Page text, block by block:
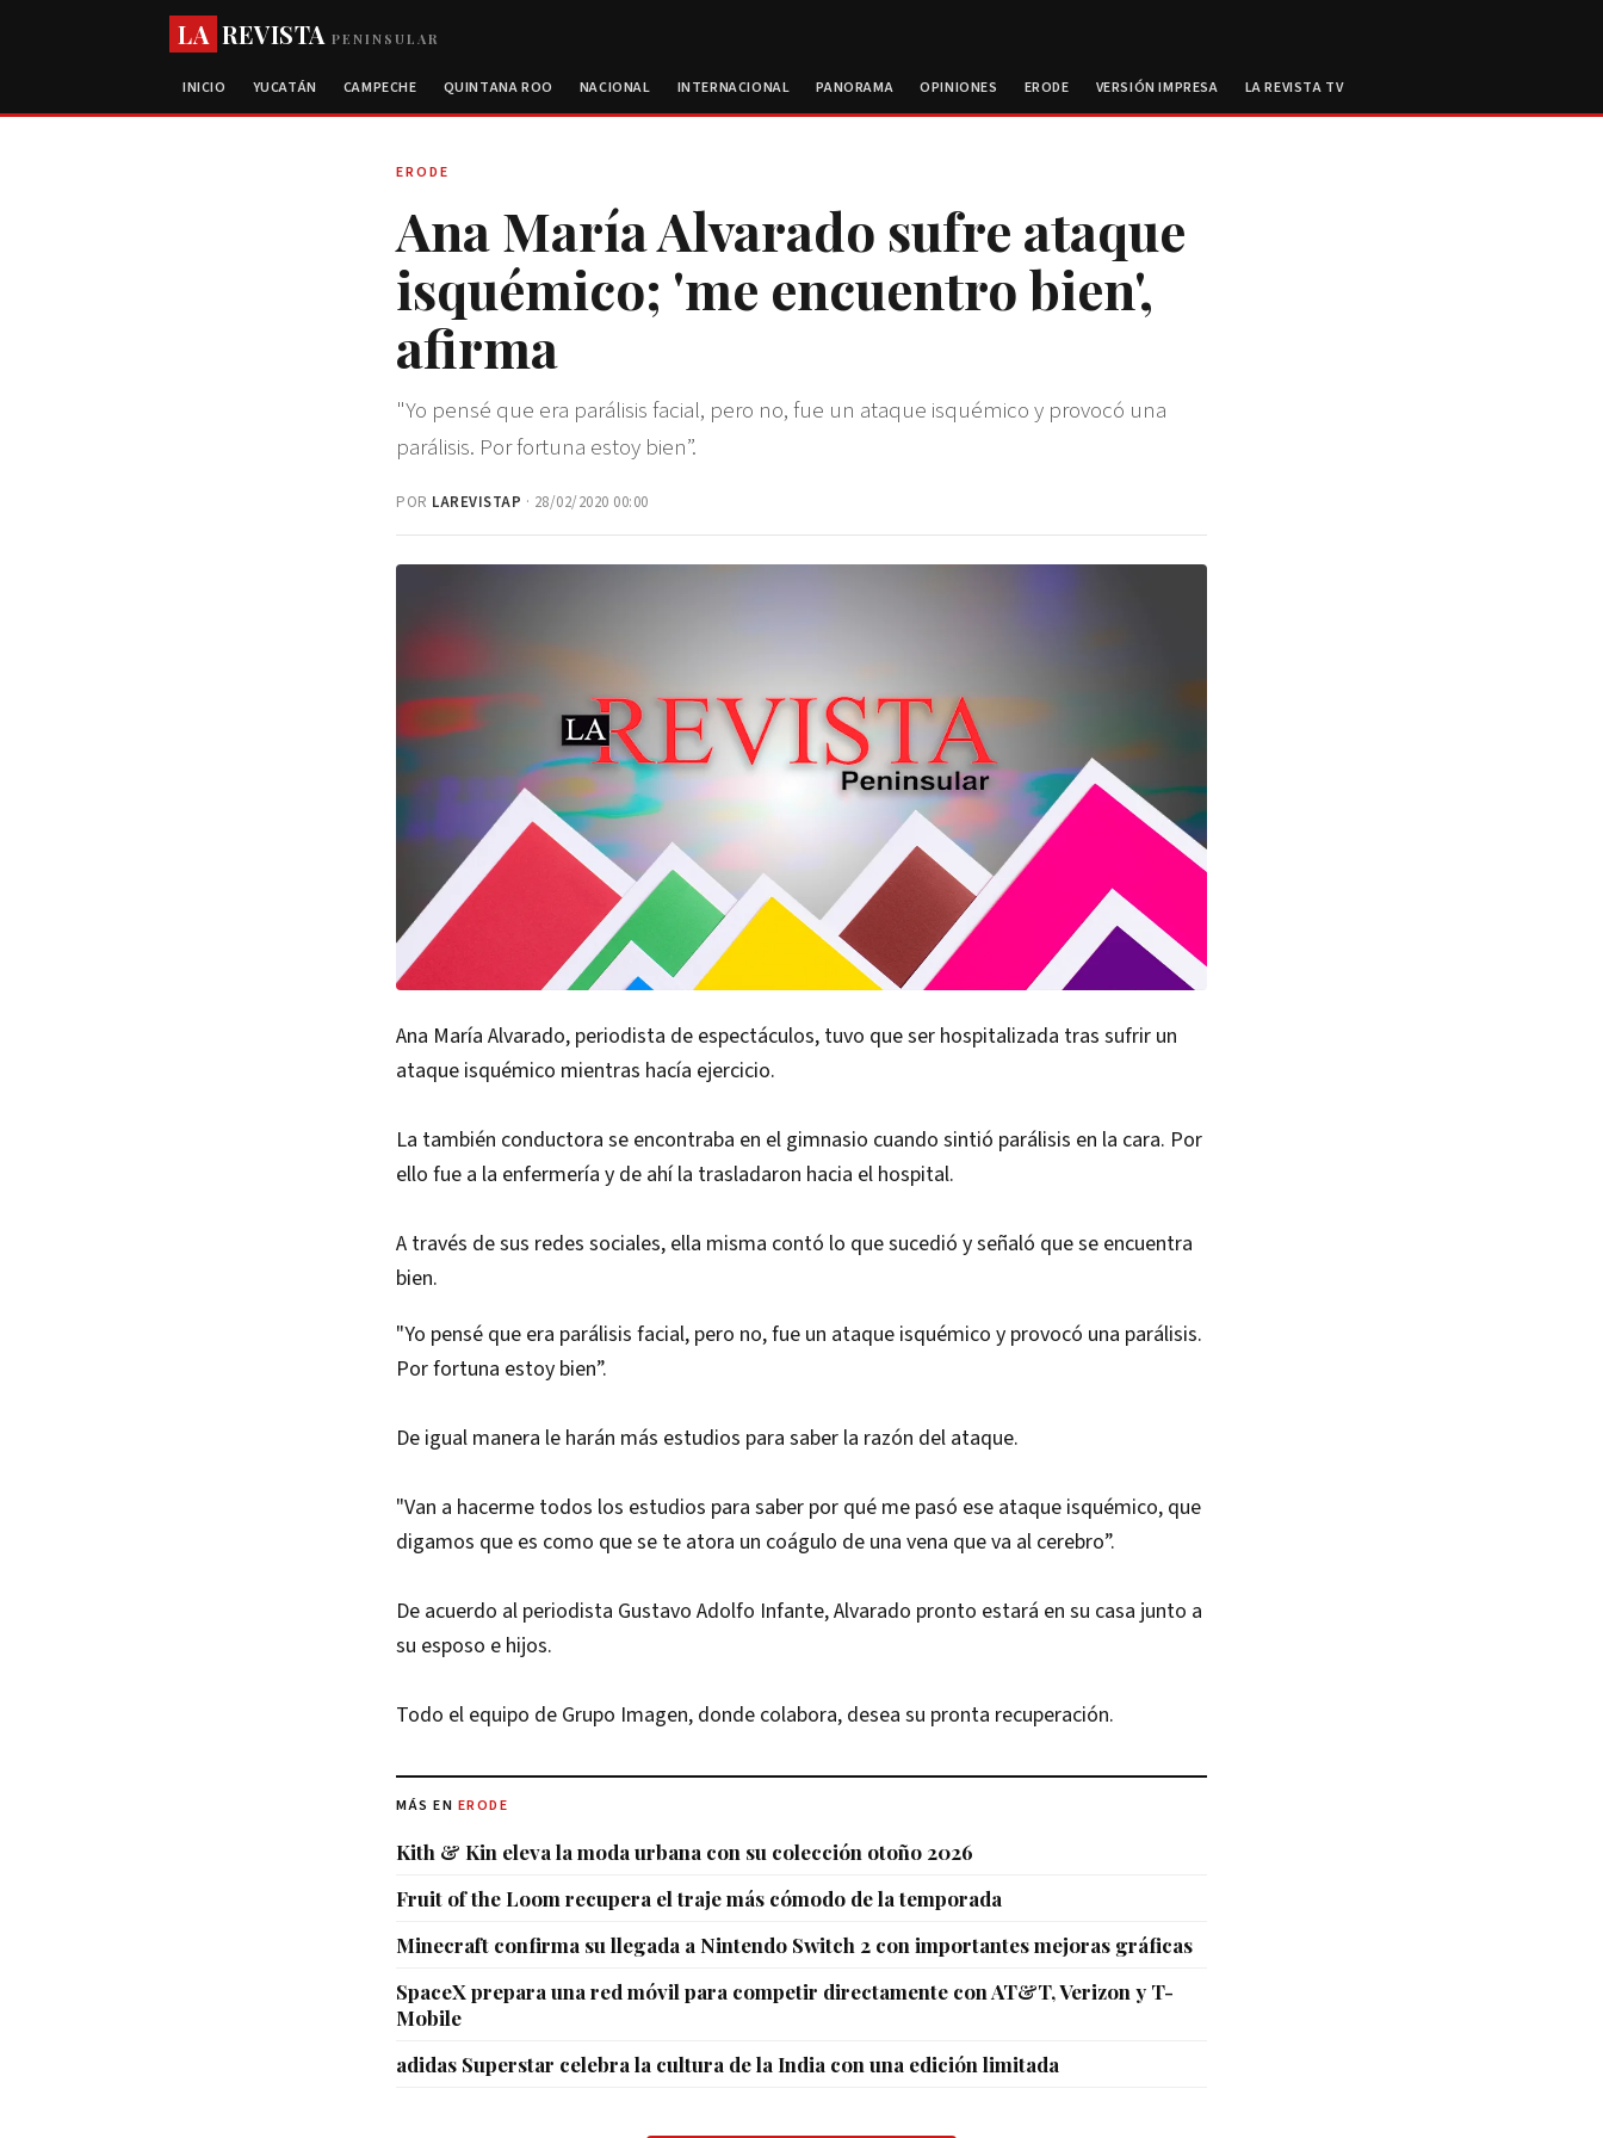
LA REVISTAPENINSULAR
INICIO YUCATÁN CAMPECHE QUINTANA ROO NACIONAL INTERNACIONAL PANORAMA OPINIONES ERODE VERSIÓN IMPRESA LA REVISTA TV
ERODE
Ana María Alvarado sufre ataque
isquémico; 'me encuentro bien',
afirma
"Yo pensé que era parálisis facial, pero no, fue un ataque isquémico y provocó una
parálisis. Por fortuna estoy bien”.
POR LAREVISTAP · 28/02/2020 00:00
Ana María Alvarado, periodista de espectáculos, tuvo que ser hospitalizada tras sufrir un
ataque isquémico mientras hacía ejercicio.
La también conductora se encontraba en el gimnasio cuando sintió parálisis en la cara. Por
ello fue a la enfermería y de ahí la trasladaron hacia el hospital.
A través de sus redes sociales, ella misma contó lo que sucedió y señaló que se encuentra
bien.
"Yo pensé que era parálisis facial, pero no, fue un ataque isquémico y provocó una parálisis.
Por fortuna estoy bien”.
De igual manera le harán más estudios para saber la razón del ataque.
"Van a hacerme todos los estudios para saber por qué me pasó ese ataque isquémico, que
digamos que es como que se te atora un coágulo de una vena que va al cerebro”.
De acuerdo al periodista Gustavo Adolfo Infante, Alvarado pronto estará en su casa junto a
su esposo e hijos.
Todo el equipo de Grupo Imagen, donde colabora, desea su pronta recuperación.
MÁS EN ERODE
Kith & Kin eleva la moda urbana con su colección otoño 2026
Fruit of the Loom recupera el traje más cómodo de la temporada
Minecraft confirma su llegada a Nintendo Switch 2 con importantes mejoras gráficas
SpaceX prepara una red móvil para competir directamente con AT&T, Verizon y T-
Mobile
adidas Superstar celebra la cultura de la India con una edición limitada